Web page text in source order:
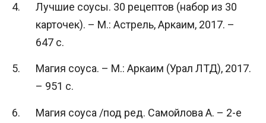
Лучшие соусы. 30 рецептов (набор из 30
карточек). – М.: Астрель, Аркаим, 2017. –
647 c.
Магия соуса. – М.: Аркаим (Урал ЛТД), 2017.
– 951 c.
Магия соуса /под ред. Самойлова А. – 2-е